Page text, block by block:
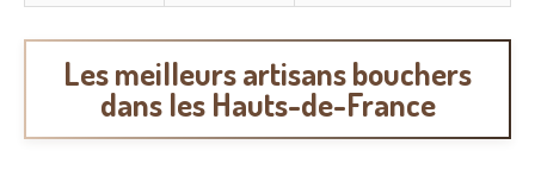
Les meilleurs artisans bouchers
dans les Hauts-de-France